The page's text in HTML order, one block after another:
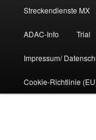
Streckendienste MX
ADAC-Info Trial
Impressum/
Cookie-Richtlinie